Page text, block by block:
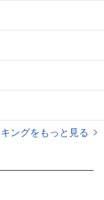
ングをもっと見る